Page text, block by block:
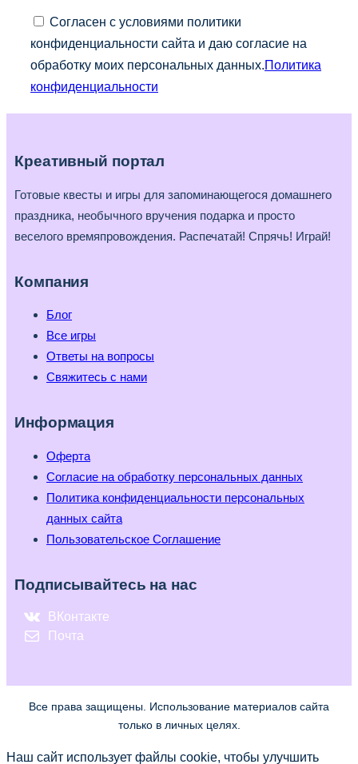
Согласен с условиями политики
конфиденциальности сайта и даю согласие на
обработку моих персональных данных.Политика
конфиденциальности
Креативный портал
Готовые квесты и игры для запоминающегося домашнего
праздника, необычного вручения подарка и просто
веселого времяпровождения. Распечатай! Спрячь! Играй!
Компания
Блог
Все игры
Ответы на вопросы
Свяжитесь с нами
Информация
Оферта
Согласие на обработку персональных данных
Политика конфиденциальности персональных
данных сайта
Пользовательское Соглашение
Подписывайтесь на нас
ВКонтакте
Почта
Все права защищены. Использование материалов сайта
только в личных целях.
Наш сайт использует файлы cookie, чтобы улучшить